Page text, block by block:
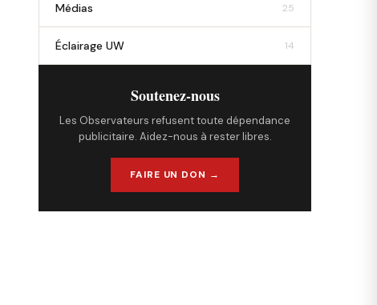
Médias 25
Éclairage UW 14
Soutenez-nous
Les Observateurs refusent toute dépendance
publicitaire. Aidez-nous à rester libres.
FAIRE UN DON →